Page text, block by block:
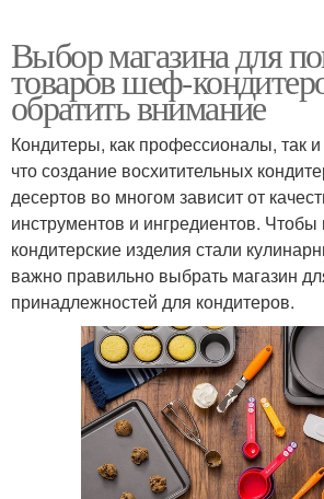
Выбор магазина для
товаров шеф-
обратить внимание
Кондитеры, как профессионалы, так
что создание восхитительных
десертов во многом зависит от
инструментов и ингредиентов.
кондитерские изделия стали
важно правильно выбрать магазин
принадлежностей для кондитеров.